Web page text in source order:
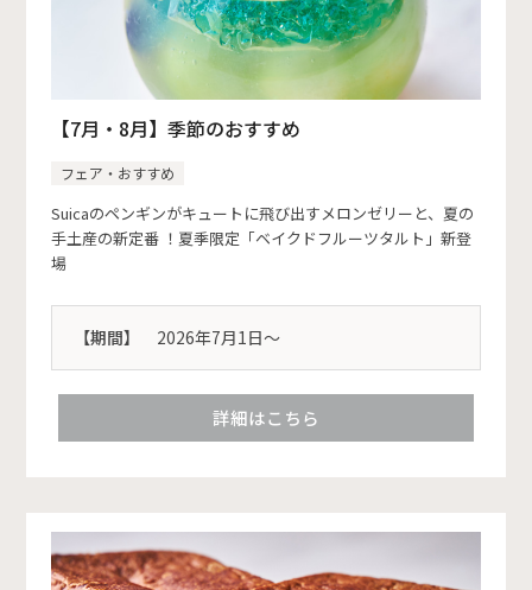
【7月・8月】季節のおすすめ
フェア・おすすめ
Suicaのペンギンがキュートに飛び出すメロンゼリーと、夏の
手土産の新定番 ！夏季限定「ベイクドフルーツタルト」新登
場
【期間】 2026年7月1日～
詳細はこちら